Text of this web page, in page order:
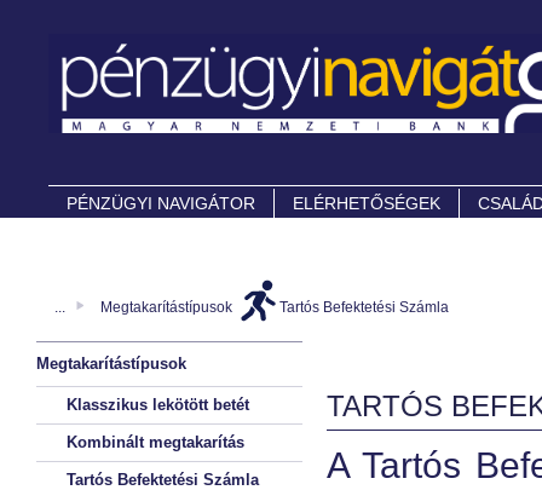
PÉNZÜGYI NAVIGÁTOR ELÉRHETŐSÉGEK
... Megtakarítástípusok Tartós Befektetési Számla
Megtakarítástípusok
Klasszikus lekötött betét
Kombinált megtakarítás
Tartós Befektetési Számla
TARTÓS
A Tartós